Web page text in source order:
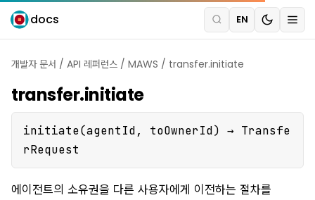
docs EN
개발자 문서 / API 레퍼런스 / MAWS / transfer.initiate
transfer.initiate
initiate(agentId, toOwnerId) → Transfe
rRequest
에이전트의 소유권을 다른 사용자에게 이전하는 절차를